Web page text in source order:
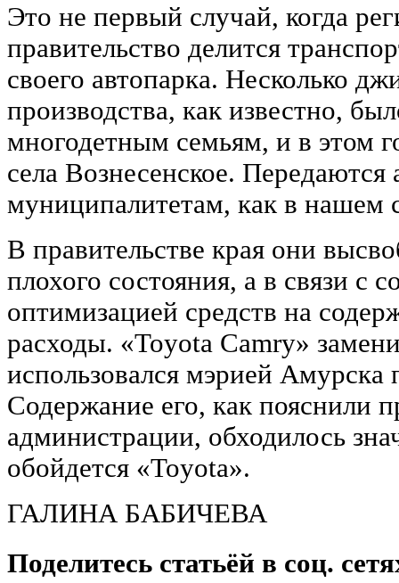
Это не первый случай, когда
правительство делится
своего автопарка. Несколько
производства, как известно,
многодетным семьям, и в этом
села Вознесенское. Передаются
муниципалитетам, как в нашем
В правительстве края они
плохого состояния, а в связи с
оптимизацией средств на
расходы. «Toyota Camry»
использовался мэрией Амурска
Содержание его, как пояснили
администрации, обходилось
обойдется «Toyota».
ГАЛИНА БАБИЧЕВА
Поделитесь статьёй в соц.